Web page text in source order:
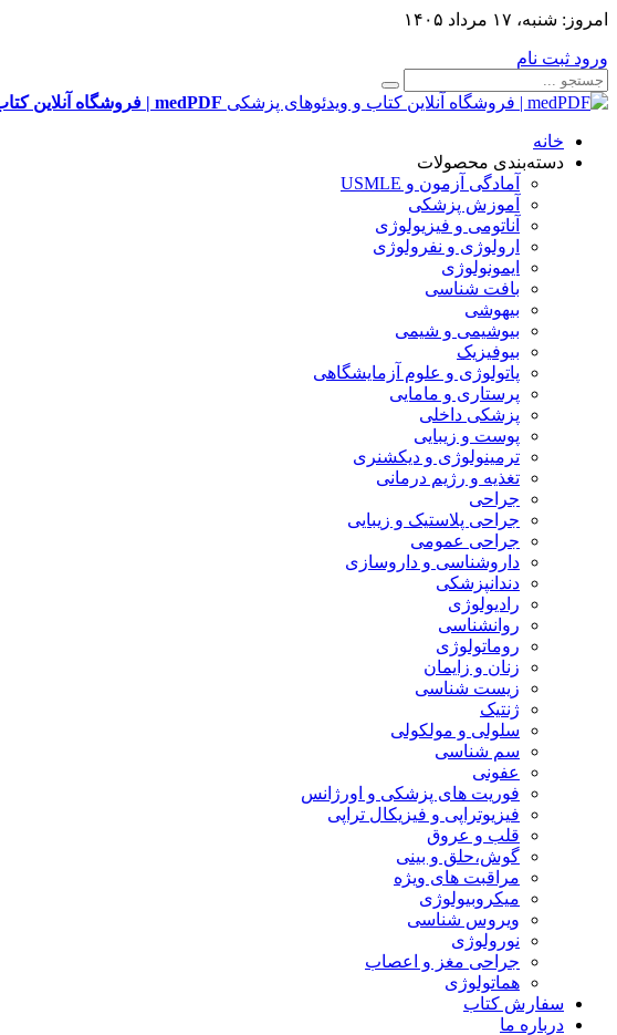
امروز: شنبه، ۱۷ مرداد ۱۴۰۵
ورود ثبت نام
medPDF | فروشگاه آنلاین کتاب و ویدئوهای پزشکی
خانه
دسته‌بندی محصولات
آمادگی آزمون و USMLE
آموزش پزشکی
آناتومی و فیزیولوژی
ارولوژی و نفرولوژی
ایمونولوژی
بافت شناسی
بیهوشی
بیوشیمی و شیمی
بیوفیزیک
پاتولوژی و علوم آزمایشگاهی
پرستاری و مامایی
پزشکی داخلی
پوست و زیبایی
ترمینولوژی و دیکشنری
تغذیه و رژیم درمانی
جراحی
جراحی پلاستیک و زیبایی
جراحی عمومی
داروشناسی و داروسازی
دندانپزشکی
رادیولوژی
روانشناسی
روماتولوژی
زنان و زایمان
زیست شناسی
ژنتیک
سلولی و مولکولی
سم شناسی
عفونی
فوریت های پزشکی و اورژانس
فیزیوتراپی و فیزیکال تراپی
قلب و عروق
گوش،حلق و بینی
مراقبت های ویژه
میکروبیولوژی
ویروس شناسی
نورولوژی
جراحی مغز و اعصاب
هماتولوژی
سفارش کتاب
درباره ما